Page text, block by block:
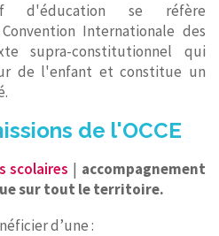
d'éducation se réfère
Internationale des
supra-constitutionnel qui
de l'enfant et constitue un
de l'OCCE
scolaires | accompagnement
sur tout le territoire.
d’une :